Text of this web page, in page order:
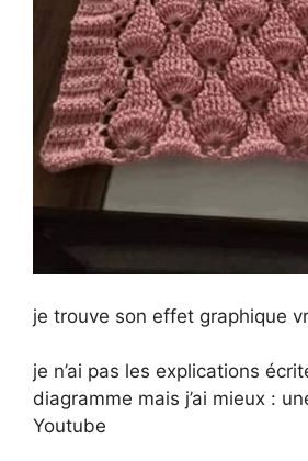
je trouve son effet graphique
je n’ai pas les explications
diagramme mais j’ai mieux :
Youtube